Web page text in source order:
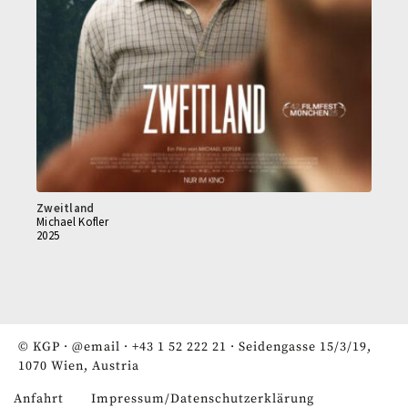
Zweitland
Michael Kofler
2025
© KGP · @email · +43 1 52 222 21 · Seidengasse 15/3/19,
1070 Wien, Austria
Anfahrt Impressum/Datenschutzerklärung